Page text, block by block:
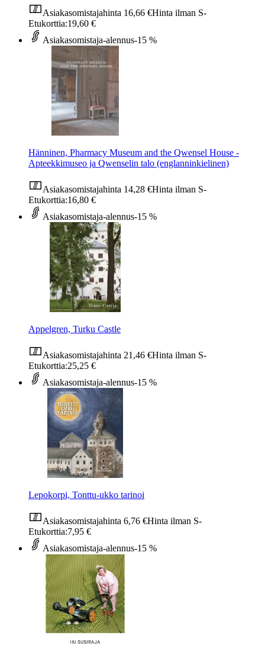
Asiakasomistajahinta 16,66 €Hinta ilman S-
Etukorttia:19,60 €
Asiakasomistaja-alennus-15 %
Hänninen, Pharmacy Museum and the Qwensel House -
Apteekkimuseo ja Qwenselin talo (englanninkielinen)
Asiakasomistajahinta 14,28 €Hinta ilman S-
Etukorttia:16,80 €
Asiakasomistaja-alennus-15 %
Appelgren, Turku Castle
Asiakasomistajahinta 21,46 €Hinta ilman S-
Etukorttia:25,25 €
Asiakasomistaja-alennus-15 %
Lepokorpi, Tonttu-ukko tarinoi
Asiakasomistajahinta 6,76 €Hinta ilman S-
Etukorttia:7,95 €
Asiakasomistaja-alennus-15 %